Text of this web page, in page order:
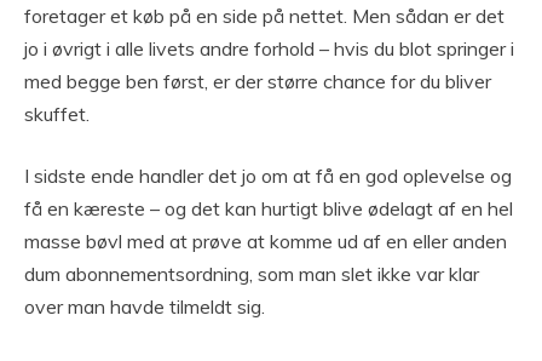
foretager et køb på en side på nettet. Men sådan er det
jo i øvrigt i alle livets andre forhold – hvis du blot springer i
med begge ben først, er der større chance for du bliver
skuffet.
I sidste ende handler det jo om at få en god oplevelse og
få en kæreste – og det kan hurtigt blive ødelagt af en hel
masse bøvl med at prøve at komme ud af en eller anden
dum abonnementsordning, som man slet ikke var klar
over man havde tilmeldt sig.